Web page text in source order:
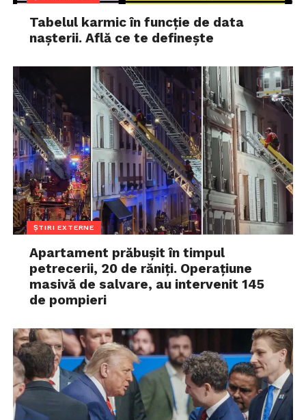
Tabelul karmic în funcție de data
nașterii. Află ce te definește
ȘTIRI EXTERNE
Apartament prăbușit în timpul
petrecerii, 20 de răniți. Operațiune
masivă de salvare, au intervenit 145
de pompieri